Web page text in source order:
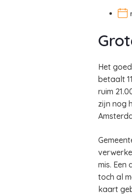
Het
betaalt
ruim
zijn nog
mis.
toch al
kaart